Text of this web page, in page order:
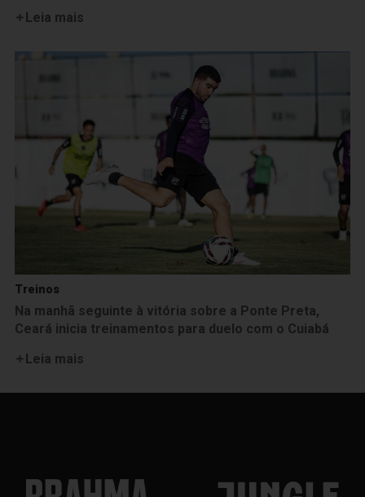
Leia mais
Treinos
Na manhã seguinte à vitória sobre a Ponte Preta,
Ceará inicia treinamentos para duelo com o Cuiabá
Leia mais